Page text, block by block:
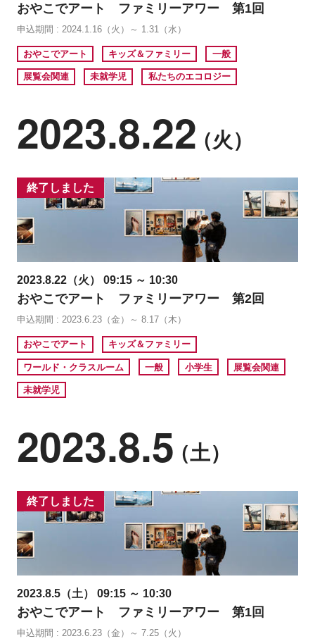
おやこでアート ファミリーアワー 第1回
申込期間 : 2024.1.16（火）～ 1.31（水）
おやこでアート キッズ＆ファミリー 一般
展覧会関連 未就学児 私たちのエコロジー
2023.8.22（火）
終了しました
2023.8.22（火） 09:15 ～ 10:30
おやこでアート ファミリーアワー 第2回
申込期間 : 2023.6.23（金）～ 8.17（木）
おやこでアート キッズ＆ファミリー
ワールド・クラスルーム 一般 小学生 展覧会関連
未就学児
2023.8.5（土）
終了しました
2023.8.5（土） 09:15 ～ 10:30
おやこでアート ファミリーアワー 第1回
申込期間 : 2023.6.23（金）～ 7.25（火）